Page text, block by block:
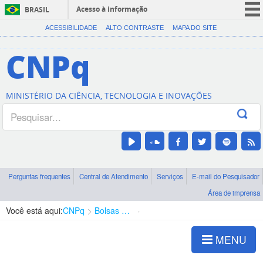
BRASIL
Acesso à informação
CORONAVÍRUS (COVID-19)
Canais
ACESSIBILIDADE ALTO CONTRASTE MAPA DO SITE
CNPq
MINISTÉRIO DA CIÊNCIA, TECNOLOGIA E INOVAÇÕES
Perguntas frequentes Central de Atendimento Serviços
E-mail do Pesquisador
Área de imprensa
Você está aqui:CNPq Bolsas e Auxílios Vigentes
MENU